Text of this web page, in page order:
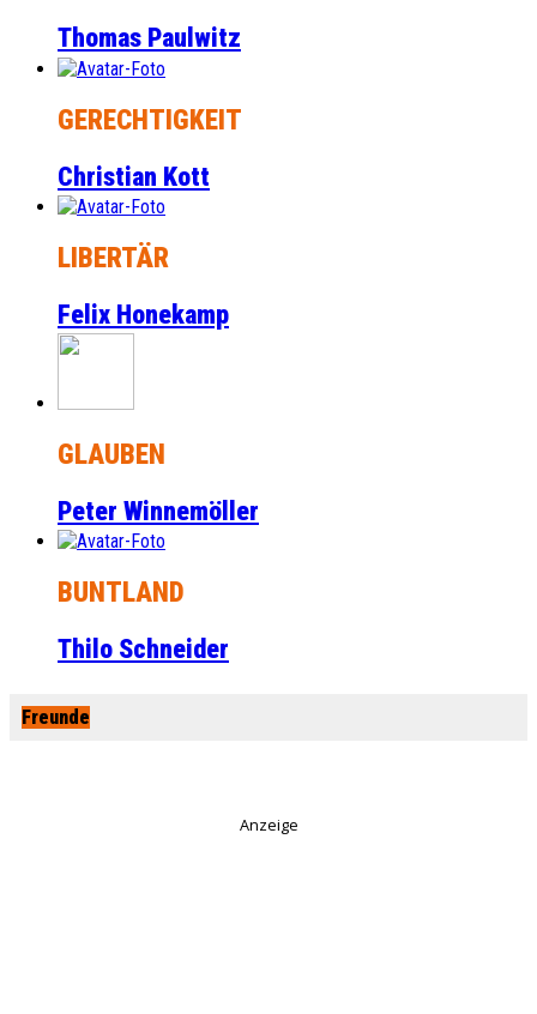
Thomas Paulwitz
GERECHTIGKEIT
Christian Kott
LIBERTÄR
Felix Honekamp
GLAUBEN
Peter Winnemöller
BUNTLAND
Thilo Schneider
Freunde
Anzeige